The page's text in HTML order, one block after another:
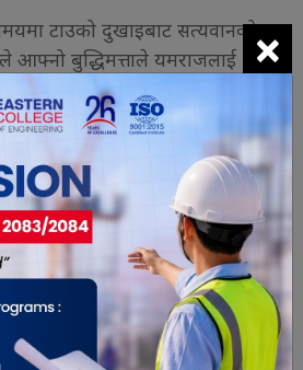
टाउको दुखाइबाट सत्यवानको
आफ्नो बुद्धिमत्ताले यमराजलाई
फिर्ता लिनुका साथै दीर्घायुको
ज्योति, गुमेको राज्य र एकसय
दीर्घायु, सुस्वास्थ्य र मंगलमय
मनाउन थालिएको विश्वास गरिन्छ
×